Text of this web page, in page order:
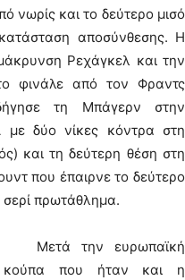
νωρίς και το δεύτερο μισό
αποσύνθεσης. Η
Ρεχάγκελ και την
φινάλε από τον Φραντς
τη Μπάγερν στην
με δύο νίκες κόντρα στη
και τη δεύτερη θέση στη
που έπαιρνε το δεύτερο
σερί πρωτάθλημα.
Μετά την ευρωπαϊκή
κούπα που ήταν και η